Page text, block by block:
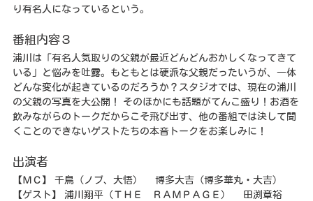
り有名人になっているという。
番組内容３
浦川は「有名人気取りの父親が最近どんどんおかしくなってきて
いる」と悩みを吐露。もともとは硬派な父親だったいうが、一体
どんな変化が起きているのだろうか？スタジオでは、現在の浦川
の父親の写真を大公開！ そのほかにも話題がてんこ盛り！お酒を
飲みながらのトークだからこそ飛び出す、他の番組では決して聞
くことのできないゲストたちの本音トークをお楽しみに！
出演者
【ＭＣ】 千鳥（ノブ、大悟） 博多大吉（博多華丸・大吉）
【ゲスト】 浦川翔平（ＴＨＥ ＲＡＭＰＡＧＥ） 田渕章裕